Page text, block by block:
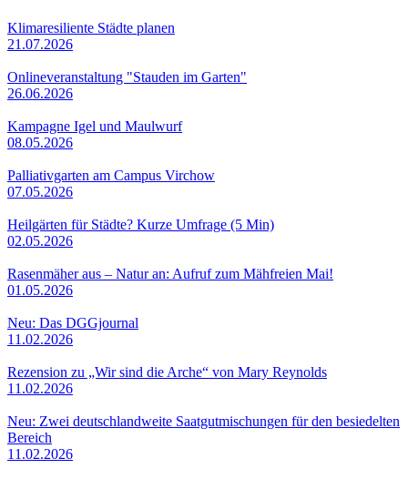
Klimaresiliente Städte planen
21.07.2026
Onlineveranstaltung "Stauden im Garten"
26.06.2026
Kampagne Igel und Maulwurf
08.05.2026
Palliativgarten am Campus Virchow
07.05.2026
Heilgärten für Städte? Kurze Umfrage (5 Min)
02.05.2026
Rasenmäher aus – Natur an: Aufruf zum Mähfreien Mai!
01.05.2026
Neu: Das DGGjournal
11.02.2026
Rezension zu „Wir sind die Arche“ von Mary Reynolds
11.02.2026
Neu: Zwei deutschlandweite Saatgutmischungen für den besiedelten
Bereich
11.02.2026